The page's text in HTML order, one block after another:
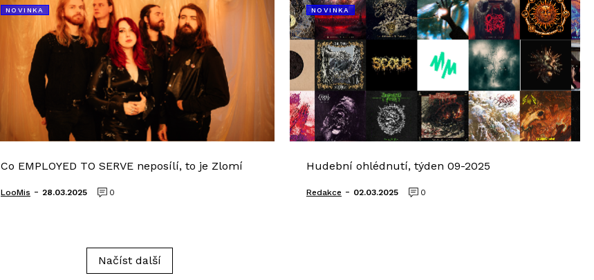
NOVINKA
Co EMPLOYED TO SERVE neposílí, to je Zlomí
LooMis - 28.03.2025 0
NOVINKA
Hudební ohlédnutí, týden 09-2025
Redakce - 02.03.2025 0
Načíst další